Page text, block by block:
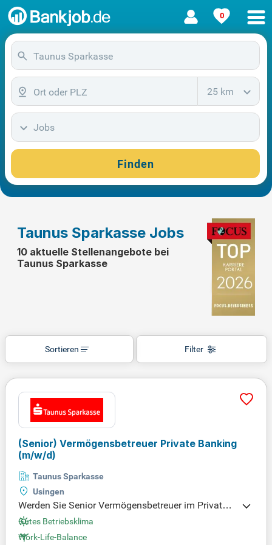
0
25 km
Jobs
Finden
Taunus Sparkasse Jobs
10 aktuelle Stellenangebote bei
Taunus Sparkasse
Filter
Sortieren
(Senior) Vermögensbetreuer Private Banking
(m/w/d)
Taunus Sparkasse
Usingen
Werden Sie Senior Vermögensbetreuer im Private B
anking in Usingen! In dieser Position beraten Sie ru
nd 150 anspruchsvolle Kundenverbünde und maxi
Gutes Betriebsklima
Work-Life-Balance